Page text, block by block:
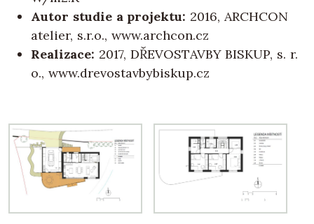
Autor studie a projektu: 2016, ARCHCON
atelier, s.r.o., www.archcon.cz
Realizace: 2017, DŘEVOSTAVBY BISKUP, s. r.
o., www.drevostavbybiskup.cz